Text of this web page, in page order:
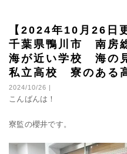
【2024年10月26
千葉県鴨川市 南
海が近い学校 海の
私立高校 寮のある
2024/10/26 |
こんばんは！
寮監の櫻井です。